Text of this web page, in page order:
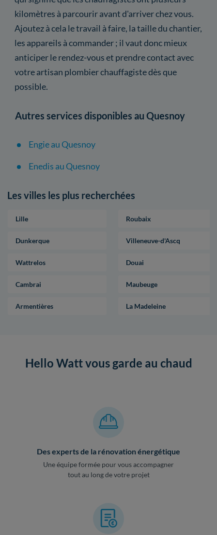
kilomètres à parcourir avant d'arriver chez vous.
Ajoutez à cela le travail à faire, la taille du chantier,
les appareils à commander ; il vaut donc mieux
anticiper le rendez-vous et prendre contact avec
votre artisan plombier chauffagiste dès que
possible.
Autres services disponibles au Quesnoy
Engie au Quesnoy
Enedis au Quesnoy
Les villes les plus recherchées
Lille Roubaix
Dunkerque Villeneuve-d'Ascq
Wattrelos Douai
Cambrai Maubeuge
Armentières La Madeleine
Hello Watt vous garde au chaud
Des experts de la rénovation énergétique
Une équipe formée pour vous accompagner
tout au long de votre projet